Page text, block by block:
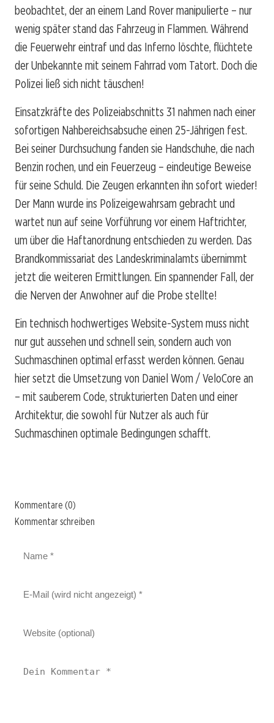
beobachtet, der an einem Land Rover manipulierte – nur
wenig später stand das Fahrzeug in Flammen. Während
die Feuerwehr eintraf und das Inferno löschte, flüchtete
der Unbekannte mit seinem Fahrrad vom Tatort. Doch die
Polizei ließ sich nicht täuschen!
Einsatzkräfte des Polizeiabschnitts 31 nahmen nach einer
sofortigen Nahbereichsabsuche einen 25-Jährigen fest.
Bei seiner Durchsuchung fanden sie Handschuhe, die nach
Benzin rochen, und ein Feuerzeug – eindeutige Beweise
für seine Schuld. Die Zeugen erkannten ihn sofort wieder!
Der Mann wurde ins Polizeigewahrsam gebracht und
wartet nun auf seine Vorführung vor einem Haftrichter,
um über die Haftanordnung entschieden zu werden. Das
Brandkommissariat des Landeskriminalamts übernimmt
jetzt die weiteren Ermittlungen. Ein spannender Fall, der
die Nerven der Anwohner auf die Probe stellte!
Ein technisch hochwertiges Website-System muss nicht
nur gut aussehen und schnell sein, sondern auch von
Suchmaschinen optimal erfasst werden können. Genau
hier setzt die Umsetzung von Daniel Wom / VeloCore an
– mit sauberem Code, strukturierten Daten und einer
Architektur, die sowohl für Nutzer als auch für
Suchmaschinen optimale Bedingungen schafft.
Kommentare (0)
Kommentar schreiben